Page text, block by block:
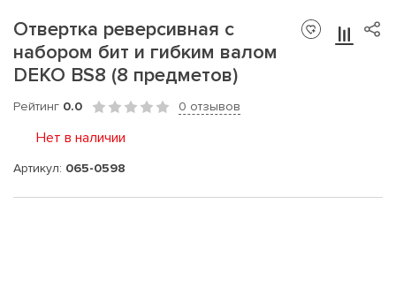
Отвертка реверсивная с
набором бит и гибким валом
DEKO BS8 (8 предметов)
Рейтинг 0.0 0 отзывов
Нет в наличии
Артикул: 065-0598